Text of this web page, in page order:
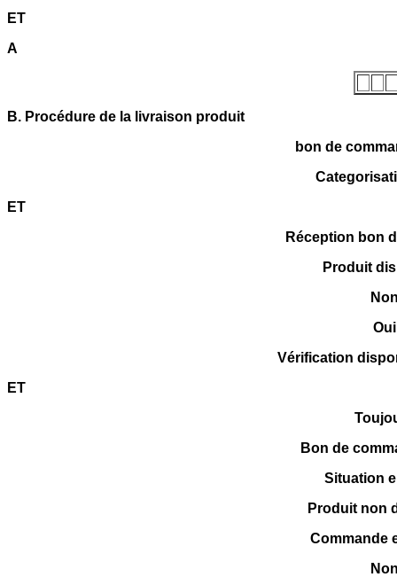
ET
A
B. Procédure de la livraison produit
bon de
ET
Réception bon
Produit
Oui
Vérification
ET
Bon de
Situation
Produit non
Commande